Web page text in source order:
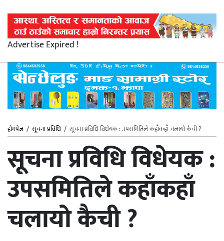
Advertise Expired !
होमपेज /सूचना प्रविधि / सूचना प्रविधि विधेयक : उपसमितिले कहाँकहाँ चलायो कैची ?
सूचना प्रविधि विधेयक :
उपसमितिले कहाँकहाँ
चलायो कैची ?